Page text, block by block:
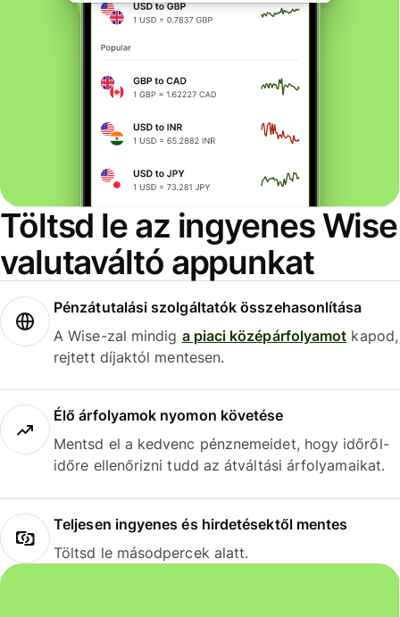
Töltsd le az ingyenes Wise
valutaváltó appunkat
Pénzátutalási szolgáltatók összehasonlítása
A Wise-zal mindig a piaci középárfolyamot kapod,
rejtett díjaktól mentesen.
Élő árfolyamok nyomon követése
Mentsd el a kedvenc pénznemeidet, hogy időről-
időre ellenőrizni tudd az átváltási árfolyamaikat.
Teljesen ingyenes és hirdetésektől mentes
Töltsd le másodpercek alatt.